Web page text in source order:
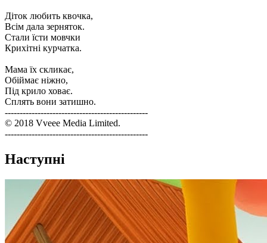
Діток любить квочка,
Всім дала зерняток.
Стали їсти мовчки
Крихітні курчатка.
Мама їх скликає,
Обіймає ніжно,
Під крило ховає.
Сплять вони затишно.
------------------------------------------------
© 2018 Vveee Media Limited.
------------------------------------------------
Наступні